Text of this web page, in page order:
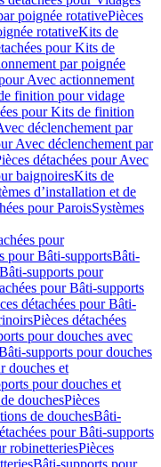
poignée rotativePièces
rotativeKits de
pour Kits de
par poignée
Avec actionnement
finition pour vidage
pour Kits de finition
déclenchement par
Avec déclenchement par
détachées pour Avec
baignoiresKits de
d’installation et de
pour ParoisSystèmes
pour
pour Bâti-supportsBâti-
supports pour
pour Bâti-supports
détachées pour Bâti-
Pièces détachées
pour douches avec
supports pour douches
douches et
pour douches et
douchesPièces
de douchesBâti-
pour Bâti-supports
robinetteriesPièces
Bâti-supports pour